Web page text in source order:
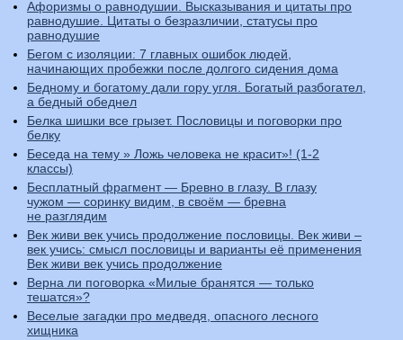
Афоризмы о равнодушии. Высказывания и цитаты про
равнодушие. Цитаты о безразличии, статусы про
равнодушие
Бегом с изоляции: 7 главных ошибок людей,
начинающих пробежки после долгого сидения дома
Бедному и богатому дали гору угля. Богатый разбогател,
а бедный обеднел
Белка шишки все грызет. Пословицы и поговорки про
белку
Беседа на тему » Ложь человека не красит»! (1-2
классы)
Бесплатный фрагмент — Бревно в глазу. В глазу
чужом — соринку видим, в своём — бревна
не разглядим
Век живи век учись продолжение пословицы. Век живи –
век учись: смысл пословицы и варианты её применения
Век живи век учись продолжение
Верна ли поговорка «Милые бранятся — только
тешатся»?
Веселые загадки про медведя, опасного лесного
хищника